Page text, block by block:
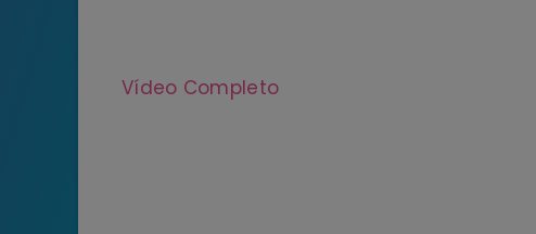
Vídeo Completo